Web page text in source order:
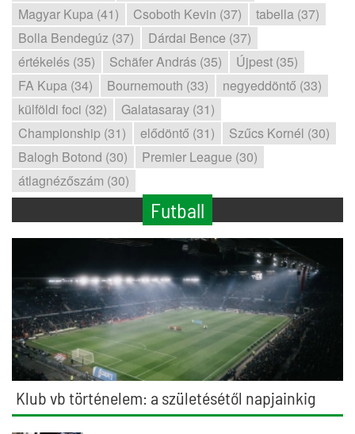
Magyar Kupa (41)
Csoboth Kevin (37)
tabella (37)
Bolla Bendegúz (37)
Dárdai Bence (37)
értékelés (35)
Schäfer András (35)
Újpest (35)
FA Kupa (34)
Bournemouth (33)
negyeddöntő (33)
külföldi foci (32)
Galatasaray (31)
Championship (31)
elődöntő (31)
Szűcs Kornél (30)
Balogh Botond (30)
Premier League (30)
átlagnézőszám (30)
Futball
Klub vb történelem: a születésétől napjainkig